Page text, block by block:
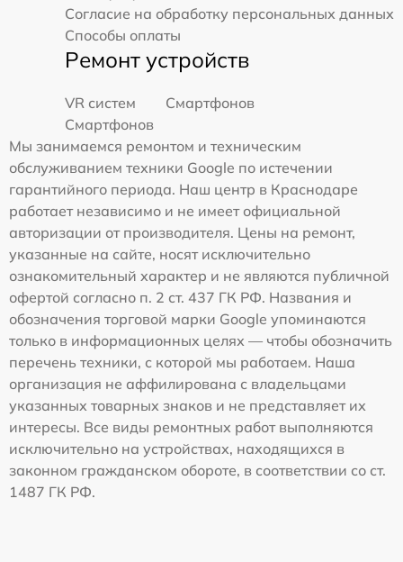
Согласие на обработку персональных данных
Способы оплаты
Ремонт устройств
VR систем
Смартфонов
Смартфонов
Мы занимаемся ремонтом и техническим
обслуживанием техники Google по истечении
гарантийного периода. Наш центр в Краснодаре
работает независимо и не имеет официальной
авторизации от производителя. Цены на ремонт,
указанные на сайте, носят исключительно
ознакомительный характер и не являются публичной
офертой согласно п. 2 ст. 437 ГК РФ. Названия и
обозначения торговой марки Google упоминаются
только в информационных целях — чтобы обозначить
перечень техники, с которой мы работаем. Наша
организация не аффилирована с владельцами
указанных товарных знаков и не представляет их
интересы. Все виды ремонтных работ выполняются
исключительно на устройствах, находящихся в
законном гражданском обороте, в соответствии со ст.
1487 ГК РФ.